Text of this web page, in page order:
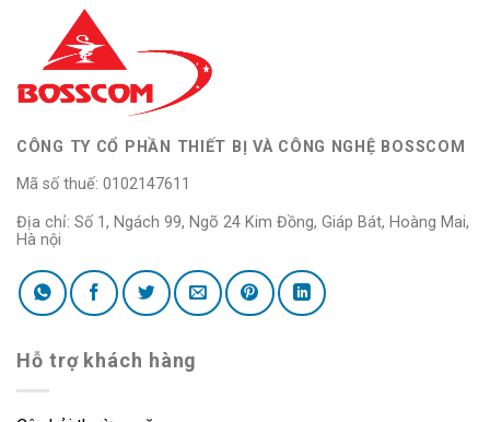
CÔNG TY CỔ PHẦN THIẾT BỊ VÀ CÔNG NGHỆ BOSSCOM
Mã số thuế: 0102147611
Địa chỉ: Số 1, Ngách 99, Ngõ 24 Kim Đồng, Giáp Bát, Hoàng Mai,
Hà nội
Hỗ trợ khách hàng